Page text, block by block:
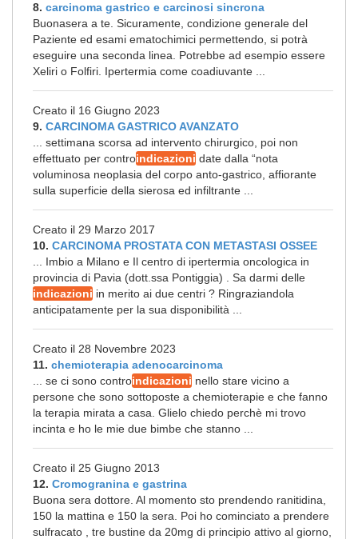
8. carcinoma gastrico e carcinosi sincrona
Buonasera a te. Sicuramente, condizione generale del
Paziente ed esami ematochimici permettendo, si potrà
eseguire una seconda linea. Potrebbe ad esempio essere
Xeliri o Folfiri. Ipertermia come coadiuvante ...
Creato il 16 Giugno 2023
9. CARCINOMA GASTRICO AVANZATO
... settimana scorsa ad intervento chirurgico, poi non
effettuato per controindicazioni date dalla “nota
voluminosa neoplasia del corpo anto-gastrico, affiorante
sulla superficie della sierosa ed infiltrante ...
Creato il 29 Marzo 2017
10. CARCINOMA PROSTATA CON METASTASI OSSEE
... Imbio a Milano e Il centro di ipertermia oncologica in
provincia di Pavia (dott.ssa Pontiggia) . Sa darmi delle
indicazioni in merito ai due centri ? Ringraziandola
anticipatamente per la sua disponibilità ...
Creato il 28 Novembre 2023
11. chemioterapia adenocarcinoma
... se ci sono controindicazioni nello stare vicino a
persone che sono sottoposte a chemioterapie e che fanno
la terapia mirata a casa. Glielo chiedo perchè mi trovo
incinta e ho le mie due bimbe che stanno ...
Creato il 25 Giugno 2013
12. Cromogranina e gastrina
Buona sera dottore. Al momento sto prendendo ranitidina,
150 la mattina e 150 la sera. Poi ho cominciato a prendere
sulfracato , tre bustine da 20mg di principio attivo al giorno,